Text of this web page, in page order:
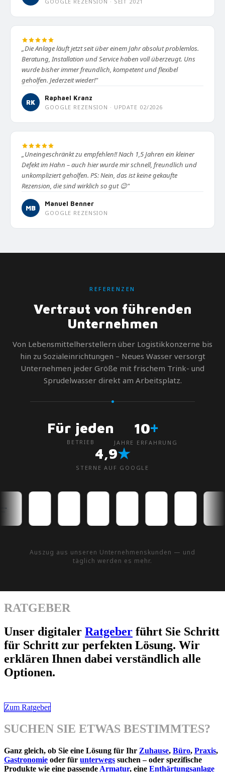
„Die Anlage läuft jetzt seit über einem Jahr absolut problemlos.
Beratung, Installation und Service haben voll überzeugt. Uns
wurde bisher immer freundlich, kompetent und flexibel
geholfen. Jederzeit wieder!"
RK
Raphael Kranz
GOOGLE REZENSION · UPDATE 02/2026
„Uneingeschränkt zu empfehlen!! Nach 1,5 Jahren ein kleiner
Defekt im Hahn – auch hier wurde mir schnell, freundlich und
unkompliziert geholfen. PS: Nein, das ist keine gekaufte
Rezension, die sind wirklich so gut 😉"
MB
Manuel Benner
GOOGLE REZENSION
REFERENZEN
Vertraut von führenden
Unternehmen
Von Lebensmittelherstellern über Logistikkonzerne bis
hin zu Sozialeinrichtungen – Neues Wasser versorgt
Unternehmen jeder Größe mit frischem Trink- und
Sprudelwasser direkt am Arbeitsplatz.
Für jeden
BETRIEB
10+
JAHRE ERFAHRUNG
4,9★
STERNE AUF GOOGLE
Auszug aus unseren Unternehmenskunden — und
täglich werden es mehr.
RATGEBER
Unser digitaler Ratgeber führt Sie Schritt
für Schritt zur perfekten Lösung. Wir
erklären Ihnen dabei verständlich alle
Optionen.
Zum Ratgeber
SUCHEN SIE ETWAS BESTIMMTES?
Ganz gleich, ob Sie eine Lösung für Ihr Zuhause, Büro, Praxis,
Gastronomie oder für unterwegs suchen – oder spezifische
Produkte wie eine passende Armatur, eine Enthärtungsanlage